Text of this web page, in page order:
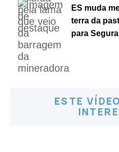
ES muda
terra da
para
ESTE